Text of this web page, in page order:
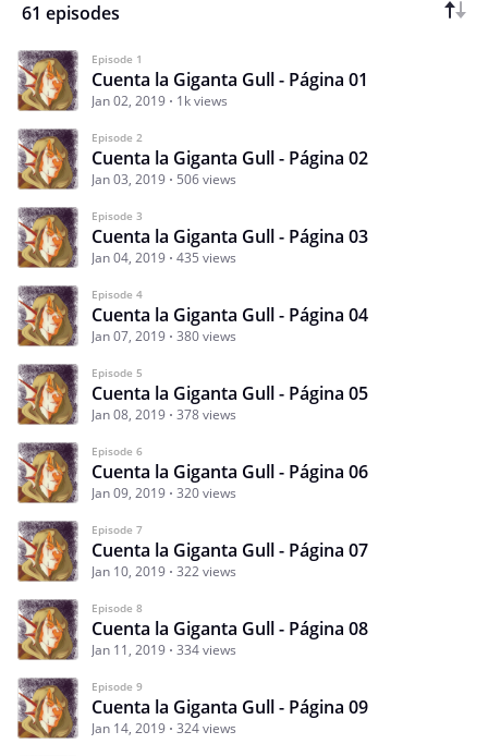
61 episodes
Episode 1
Cuenta la Giganta Gull - Página 01
Jan 02, 2019 1k views
Episode 2
Cuenta la Giganta Gull - Página 02
Jan 03, 2019 506 views
Episode 3
Cuenta la Giganta Gull - Página 03
Jan 04, 2019 435 views
Episode 4
Cuenta la Giganta Gull - Página 04
Jan 07, 2019 380 views
Episode 5
Cuenta la Giganta Gull - Página 05
Jan 08, 2019 378 views
Episode 6
Cuenta la Giganta Gull - Página 06
Jan 09, 2019 320 views
Episode 7
Cuenta la Giganta Gull - Página 07
Jan 10, 2019 322 views
Episode 8
Cuenta la Giganta Gull - Página 08
Jan 11, 2019 334 views
Episode 9
Cuenta la Giganta Gull - Página 09
Jan 14, 2019 324 views